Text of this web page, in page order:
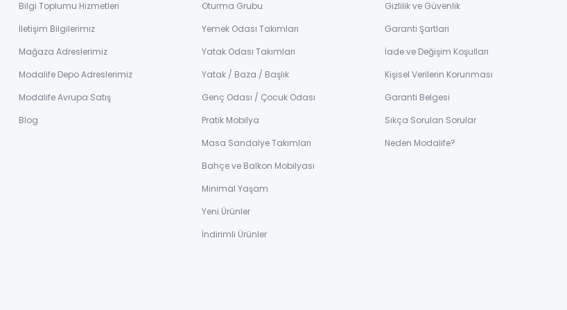
Bilgi Toplumu Hizmetleri
İletişim Bilgilerimiz
Mağaza Adreslerimiz
Modalife Depo Adreslerimiz
Modalife Avrupa Satış
Blog
Oturma Grubu
Yemek Odası Takımları
Yatak Odası Takımları
Yatak / Baza / Başlık
Genç Odası / Çocuk Odası
Pratik Mobilya
Masa Sandalye Takımları
Bahçe ve Balkon Mobilyası
Minimal Yaşam
Yeni Ürünler
İndirimli Ürünler
Gizlilik ve Güvenlik
Garanti Şartları
İade ve Değişim Koşulları
Kişisel Verilerin Korunması
Garanti Belgesi
Sıkça Sorulan Sorular
Neden Modalife?